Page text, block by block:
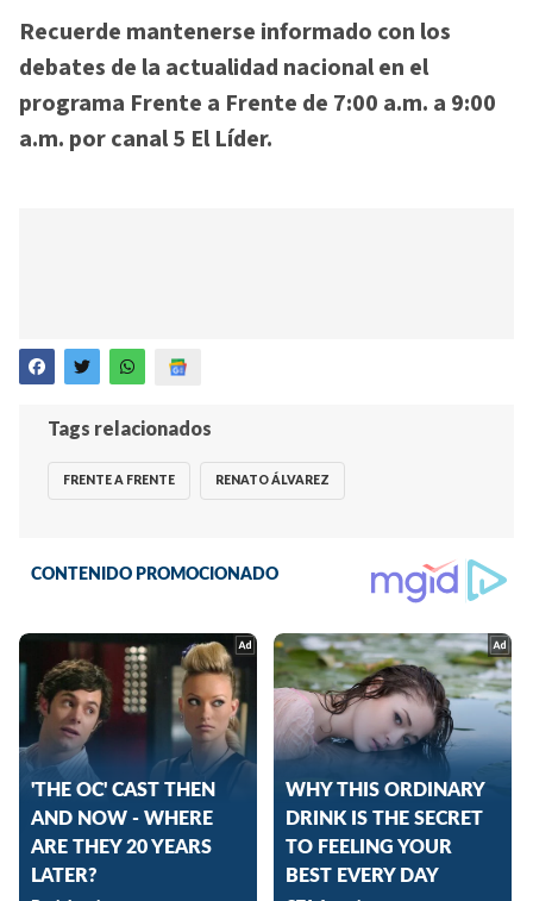
Recuerde mantenerse informado con los
debates de la actualidad nacional en el
programa Frente a Frente de 7:00 a.m. a 9:00
a.m. por canal 5 El Líder.
Tags relacionados
FRENTE A FRENTE RENATO ÁLVAREZ